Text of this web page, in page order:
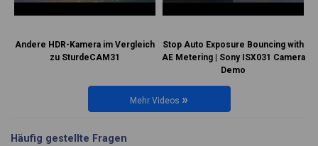
Andere HDR-Kamera im Vergleich
zu SturdeCAM31
Stop Auto Exposure Bouncing with
AE Metering | Sony ISX031 Camera
Demo
Mehr Videos »
Häufig gestellte Fragen